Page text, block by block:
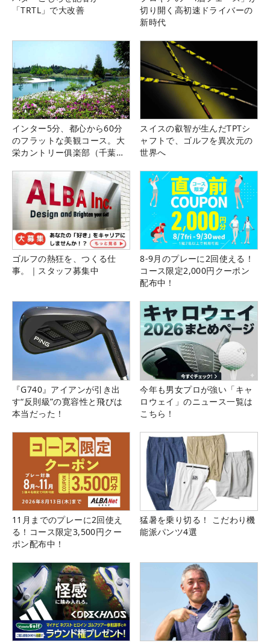
「TRTL」で大改善
切り開く高初速ドライバーの
新時代
インター5分、都心から60分
のフラットな美観コース。大
栄カントリー俱楽部（千葉
スイスの叡智が生んだTPTシ
ャフトで、ゴルフを異次元の
世界へ
ゴルフの熱狂を、つくる仕
事。｜スタッフ募集中
8-9月のプレーに2回使える！
コース限定2,000円クーポン
配布中！
『G740』アイアンが引き出
す“反則級”の寛容性と飛びは
本当だった！
今年も男女プロが強い「キャ
ロウェイ」のニュース一覧は
こちら！
11月までのプレーに2回使え
る！コース限定3,500円クー
ポン配布中！
猛暑を乗り切る！ こだわり機
能派パンツ4選